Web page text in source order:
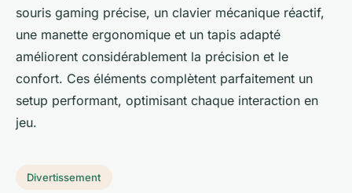
souris gaming précise, un clavier mécanique réactif,
une manette ergonomique et un tapis adapté
améliorent considérablement la précision et le
confort. Ces éléments complètent parfaitement un
setup performant, optimisant chaque interaction en
jeu.
Divertissement